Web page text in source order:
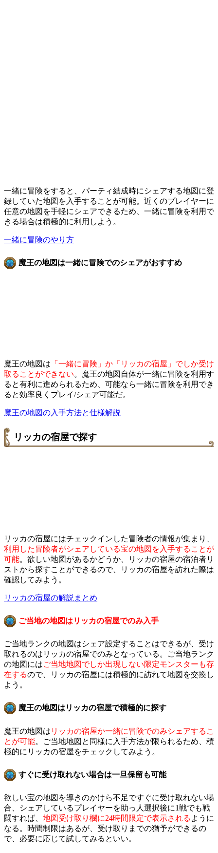
一緒に冒険をすると、パーティ結成時にシェアする地図に登
録していた地図を入手することが可能。近くのプレイヤーに
任意の地図を手軽にシェアできるため、一緒に冒険を利用で
きる場合は積極的に利用しよう。
一緒に冒険のやり方
魔王の地図は一緒に冒険でのシェアがおすすめ
魔王の地図は 「一緒に冒険」か「リッカの宿屋」でしか受け
取ることができない。魔王の地図自体が一緒に冒険を利用す
ると有利に進められるため、可能なら一緒に冒険を利用でき
ると効率良くプレイ/シェア可能だ。
魔王の地図の入手方法と仕様解説
リッカの宿屋で探す
リッカの宿屋にはチェックインした冒険者の情報が集まり、
利用した冒険者がシェアしている宝の地図を入手することが
可能。欲しい地図があるかどうか、リッカの宿屋の宿泊者リ
ストから探すことができるので、リッカの宿屋を訪れた際は
確認してみよう。
リッカの宿屋の解説まとめ
ご当地の地図はリッカの宿屋でのみ入手
ご当地ランクの地図はシェア設定することはできるが、受け
取れるのはリッカの宿屋でのみとなっている。ご当地ランク
の地図にはご当地地図でしか出現しない限定モンスターも存
在するので、リッカの宿屋には積極的に訪れて地図を交換し
よう。
魔王の地図はリッカの宿屋で積極的に探す
魔王の地図は リッカの宿屋か一緒に冒険でのみシェアするこ
とが可能。ご当地地図と同様に入手方法が限られるため、積
極的にリッカの宿屋をチェックしてみよう。
すぐに受け取れない場合は一旦保留も可能
欲しい宝の地図を導きのかけら不足ですぐに受け取れない場
合、シェアしているプレイヤーを助っ人選択後に1戦でも戦
闘すれば、 地図受け取り欄に24時間限定で表示される ように
なる。時間制限はあるが、受け取りまでの猶予ができるの
で、必要に応じて試してみるといい。